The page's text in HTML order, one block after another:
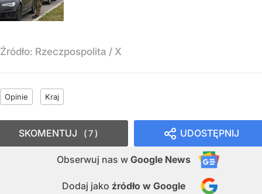
Źródło: Rzeczpospolita / X
Opinie Kraj
UDOSTĘPNIJ
Obserwuj nas w Google News
Dodaj jako źródło w Google
SKOMENTUJ 7